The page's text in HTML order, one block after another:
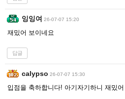
잉잉여 26-07-07 15:20
재밌어 보이네요
답글
calypso 26-07-07 15:30
입점을 축하합니다! 아기자기하니 재밌